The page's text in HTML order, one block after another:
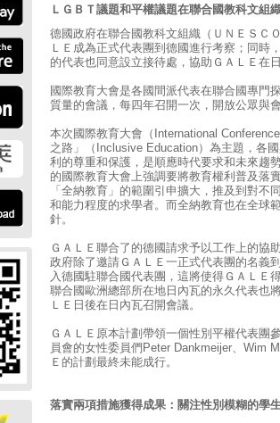
ＬＧＢＴ議題和平權議題在聯合國教科文組
德國政府在聯合國教科文組織（ＵＮＥＳＣ
ＬＥ成為正式代表團到德國進行考察；同時
的代表也同意設立接待處，協助ＧＡＬＥ在
國際教育大會是各國間派代表在聯合國專門
質量的會議，每四年召開一次，開放公眾與
本次國際教育大會（International
之路」（Inclusive Education）為主題，各
利的尊重和保護，是順應時代要求和未來趨
的國際教育大會上強調要將教育權利普及落
「全納教育」的範圍引申擴大，推及到對不
和能力程度的求學者。而全納教育也在全球
針。
ＧＡＬＥ聯合了的德國請求予以工作上的協
政府除了邀請ＧＡＬＥ一正式代表團的名義
入德國駐聯合國代表團，這將使得ＧＡＬＥ
聯合國歐洲總部所在地日內瓦的永久代表也
ＬＥ日後在日內瓦召開會議。
ＧＡＬＥ原本計劃帶領一個性別平權代表團
員會的女性委員們Peter Dankmeijer、Wim
Ｅ的計劃最終未能成行。
落實兩項措施獲得成果：關注性別模糊的學